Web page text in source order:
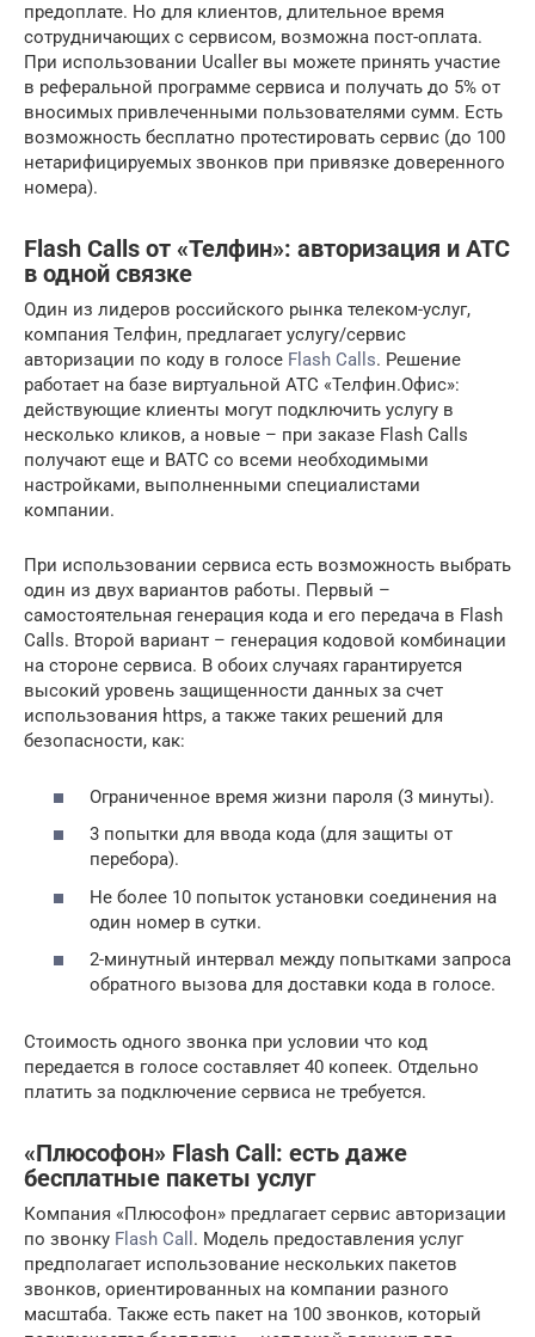
предоплате. Но для клиентов, длительное время
сотрудничающих с сервисом, возможна пост-оплата.
При использовании Ucaller вы можете принять участие
в реферальной программе сервиса и получать до 5% от
вносимых привлеченными пользователями сумм. Есть
возможность бесплатно протестировать сервис (до 100
нетарифицируемых звонков при привязке доверенного
номера).
Flash Calls от «Телфин»: авторизация и АТС
в одной связке
Один из лидеров российского рынка телеком-услуг,
компания Телфин, предлагает услугу/сервис
авторизации по коду в голосе Flash Calls. Решение
работает на базе виртуальной АТС «Телфин.Офис»:
действующие клиенты могут подключить услугу в
несколько кликов, а новые – при заказе Flash Calls
получают еще и ВАТС со всеми необходимыми
настройками, выполненными специалистами
компании.
При использовании сервиса есть возможность выбрать
один из двух вариантов работы. Первый –
самостоятельная генерация кода и его передача в Flash
Calls. Второй вариант – генерация кодовой комбинации
на стороне сервиса. В обоих случаях гарантируется
высокий уровень защищенности данных за счет
использования https, а также таких решений для
безопасности, как:
Ограниченное время жизни пароля (3 минуты).
3 попытки для ввода кода (для защиты от
перебора).
Не более 10 попыток установки соединения на
один номер в сутки.
2-минутный интервал между попытками запроса
обратного вызова для доставки кода в голосе.
Стоимость одного звонка при условии что код
передается в голосе составляет 40 копеек. Отдельно
платить за подключение сервиса не требуется.
«Плюсофон» Flash Call: есть даже
бесплатные пакеты услуг
Компания «Плюсофон» предлагает сервис авторизации
по звонку Flash Call . Модель предоставления услуг
предполагает использование нескольких пакетов
звонков, ориентированных на компании разного
масштаба. Также есть пакет на 100 звонков, который